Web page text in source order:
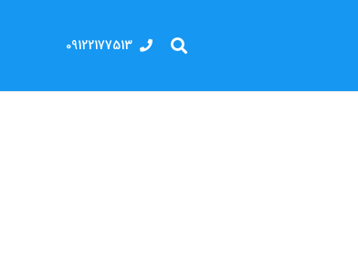
09122177513